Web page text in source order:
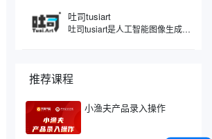
吐司tusiart
吐司tusiart是人工智能图像生成工具，通过分析和理解您输入的文字描述，自动创作出与之匹配的图像。平台聚集了众多AI绘画模型，涵盖从二次元动漫到逼真写实等多种风格，您可以自由下载或在线运行这些模型进行图片生成。简单来说，您只需要用文字告诉它您想要什么，比如一只在喝咖啡的兔子，吐司tusiart就能在几秒钟内为您生成一张相应的图片。
推荐课程
小渔夫产品录入操作